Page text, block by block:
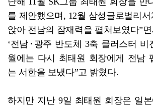
를 제안했으며, 12월 삼성글로벌리
앉아 전남의 잠재력을 펼쳐보였다”
‘전남･광주 반도체 3축 클러스터 비
월에는 다시 최태원 회장에게 전남
는 서한을 보냈다”고 밝혔다.
하지만 지난 9일 최태원 회장은 일